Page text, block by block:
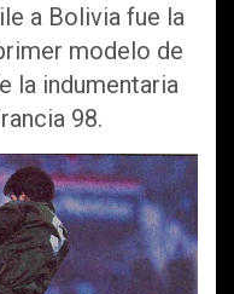
a Bolivia fue la
modelo de
la indumentaria
98.